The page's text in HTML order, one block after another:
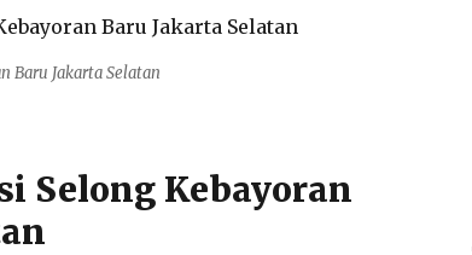
Baru Jakarta Selatan
Selong Kebayoran